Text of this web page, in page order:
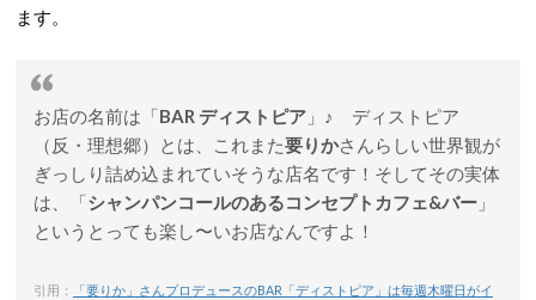
ます。
お店の名前は「BAR ディストピア 」♪ ディストピア
（反・理想郷）とは、これまた要りかさんらしい世界観が
ぎっしり詰め込まれていそうな店名です！そしてその実体
は、「シャンパンコールのあるコンセプトカフェ&バー 」
というとっても楽し〜いお店なんですよ！
引用：
「要りか」さんプロデュースのBAR「ディストピア」は毎週木曜日がイ